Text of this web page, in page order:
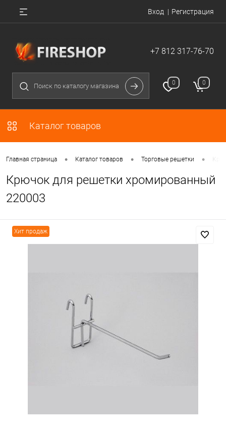
Вход Регистрация
+7 812 317-76-70
0 0
Каталог товаров
Главная страница • Каталог товаров • Торговые решетки •
Крючок для решетки хромированный
220003
Хит продаж